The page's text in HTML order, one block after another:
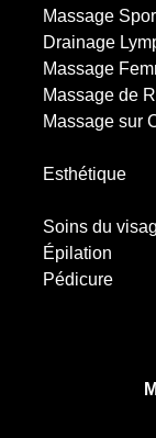
Massage
Drainage
Massage
Massage de
Massage sur
Esthétique
Soins du
Épilation
Pédicure